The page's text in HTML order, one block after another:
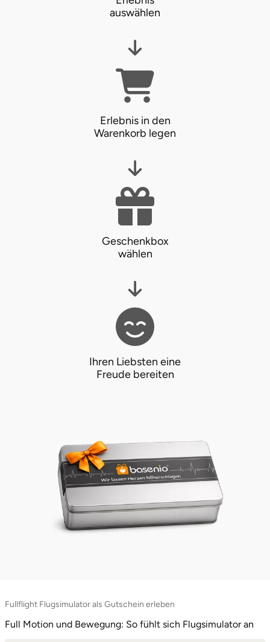
auswählen
Erlebnis in den
Warenkorb legen
Geschenkbox
wählen
Ihren Liebsten eine
Freude bereiten
Fullflight Flugsimulator als Gutschein erleben
Full Motion und Bewegung: So fühlt sich Flugsimulator an
Lüchow-Dannenberg